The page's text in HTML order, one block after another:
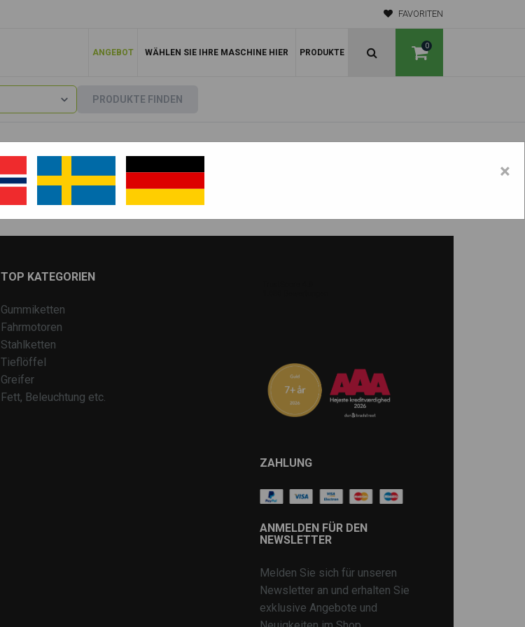
FAVORITEN
0
ANGEBOT WÄHLEN SIE IHRE MASCHINE HIER PRODUKTE
PRODUKTE FINDEN
TOP KATEGORIEN
Gummiketten
Fahrmotoren
Stahlketten
Tieflöffel
Greifer
Fett, Beleuchtung etc.
ZAHLUNG
ANMELDEN FÜR DEN
NEWSLETTER
Melden Sie sich für unseren
Newsletter an und erhalten Sie
exklusive Angebote und
×